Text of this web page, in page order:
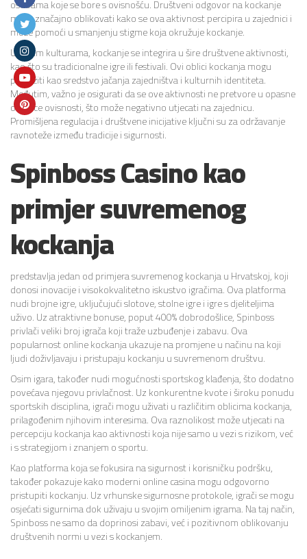
osobama koje se bore s ovisnošću. Društveni odgovor na kockanje
može značajno oblikovati kako se ova aktivnost percipira u zajednici i
može pomoći u smanjenju stigme koja okružuje kockanje.
U nekim kulturama, kockanje se integrira u šire društvene aktivnosti,
kao što su tradicionalne igre ili festivali. Ovi oblici kockanja mogu
poslužiti kao sredstvo jačanja zajedništva i kulturnih identiteta.
Međutim, važno je osigurati da se ove aktivnosti ne pretvore u opasne
obrasce ovisnosti, što može negativno utjecati na zajednicu.
Promišljena regulacija i društvene inicijative ključni su za održavanje
ravnoteže između tradicije i sigurnosti.
Spinboss Casino kao
primjer suvremenog
kockanja
predstavlja jedan od primjera suvremenog kockanja u Hrvatskoj, koji
donosi inovacije i visokokvalitetno iskustvo igračima. Ova platforma
nudi brojne igre, uključujući slotove, stolne igre i igre s djeliteljima
uživo. Uz atraktivne bonuse, poput 400% dobrodošlice, Spinboss
privlači veliki broj igrača koji traže uzbuđenje i zabavu. Ova
popularnost online kockanja ukazuje na promjene u načinu na koji
ljudi doživljavaju i pristupaju kockanju u suvremenom društvu.
Osim igara, također nudi mogućnosti sportskog klađenja, što dodatno
povećava njegovu privlačnost. Uz konkurentne kvote i široku ponudu
sportskih disciplina, igrači mogu uživati u različitim oblicima kockanja,
prilagođenim njihovim interesima. Ova raznolikost može utjecati na
percepciju kockanja kao aktivnosti koja nije samo u vezi s rizikom, već
i s strategijom i znanjem o sportu.
Kao platforma koja se fokusira na sigurnost i korisničku podršku,
također pokazuje kako moderni online casina mogu odgovorno
pristupiti kockanju. Uz vrhunske sigurnosne protokole, igrači se mogu
osjećati sigurnima dok uživaju u svojim omiljenim igrama. Na taj način,
Spinboss ne samo da doprinosi zabavi, već i pozitivnom oblikovanju
društvenih normi u vezi s kockanjem.